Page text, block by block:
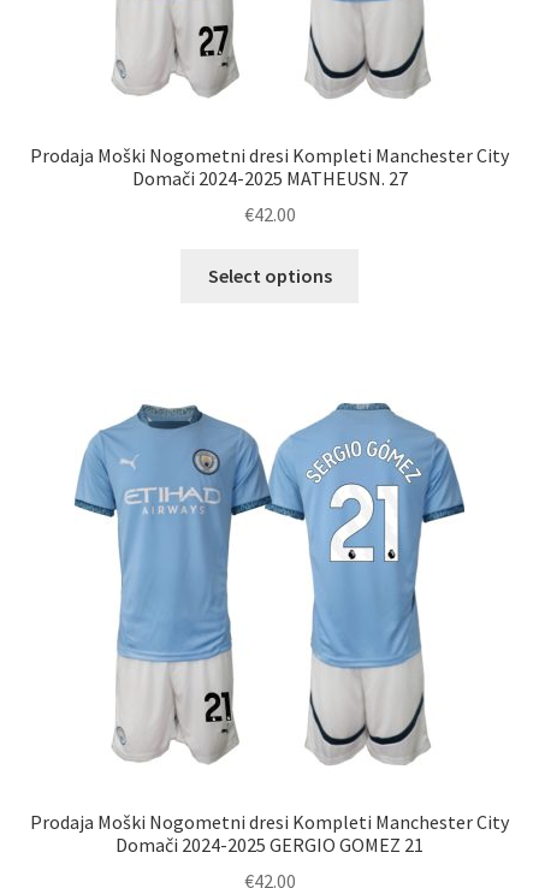
Prodaja Moški Nogometni dresi Kompleti Manchester City
Domači 2024-2025 MATHEUSN. 27
€42.00
Select options
Možnosti
lahko
izberete
na
strani
izdelka
Prodaja Moški Nogometni dresi Kompleti Manchester City
Domači 2024-2025 GERGIO GOMEZ 21
€42.00